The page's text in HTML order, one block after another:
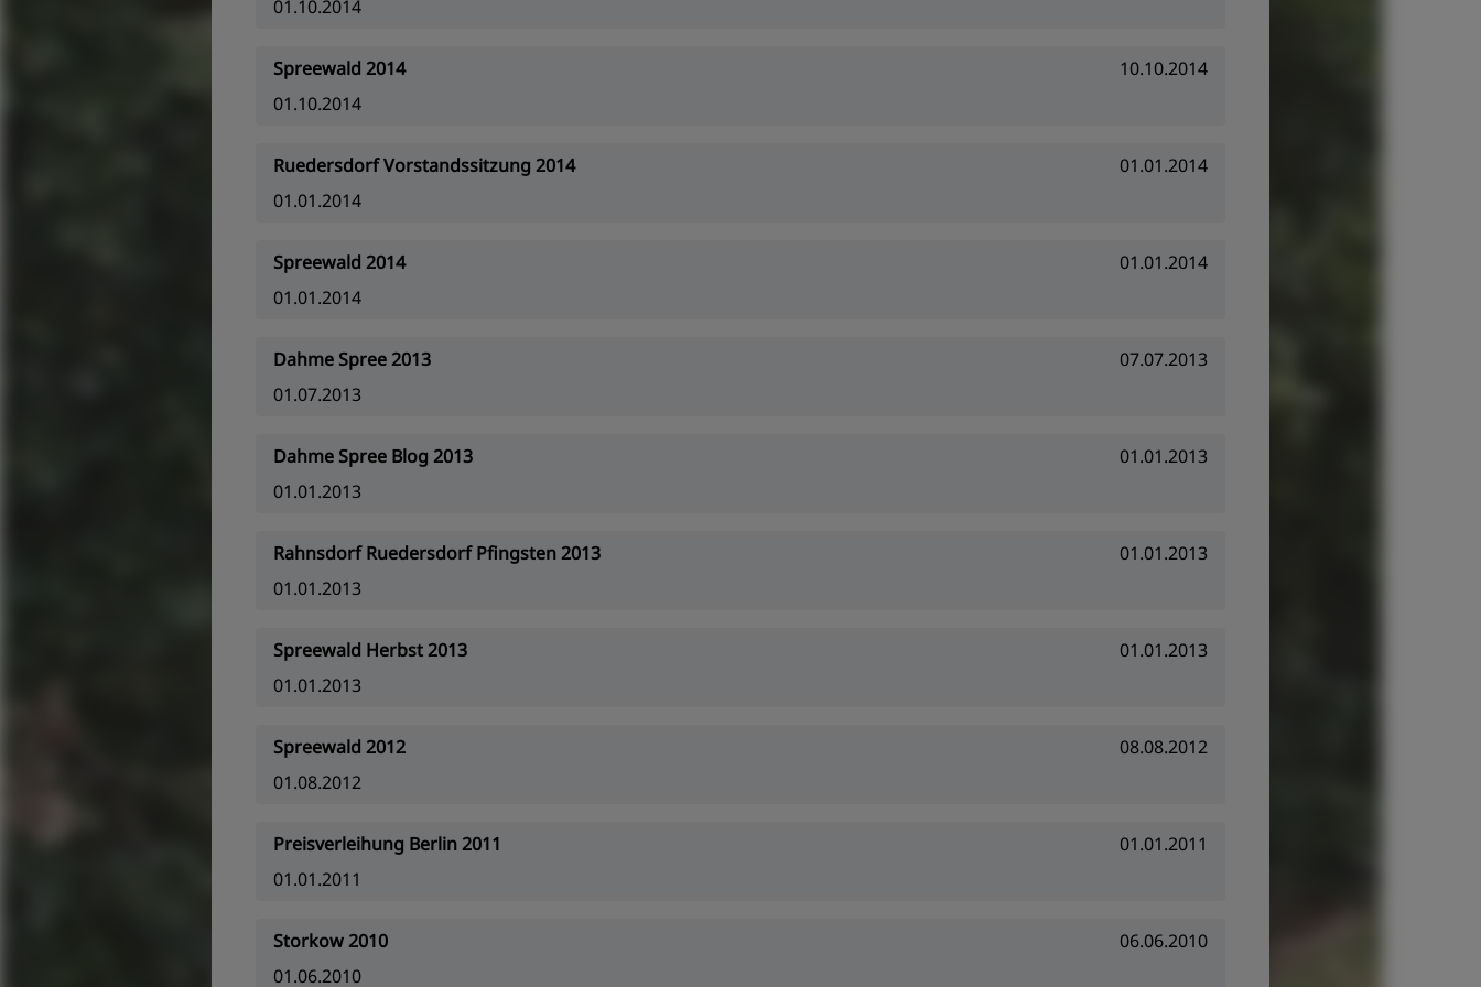
01.10.2014
Spreewald 2014
10.10.2014
01.10.2014
Ruedersdorf Vorstandssitzung 2014
01.01.2014
01.01.2014
Spreewald 2014
01.01.2014
01.01.2014
Dahme Spree 2013
07.07.2013
01.07.2013
Dahme Spree Blog 2013
01.01.2013
01.01.2013
Rahnsdorf Ruedersdorf Pfingsten 2013
01.01.2013
01.01.2013
Spreewald Herbst 2013
01.01.2013
01.01.2013
Spreewald 2012
08.08.2012
01.08.2012
Preisverleihung Berlin 2011
01.01.2011
01.01.2011
Storkow 2010
06.06.2010
01.06.2010